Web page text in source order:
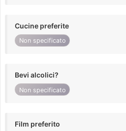
Cucine preferite
Non specificato
Bevi alcolici?
Non specificato
Film preferito